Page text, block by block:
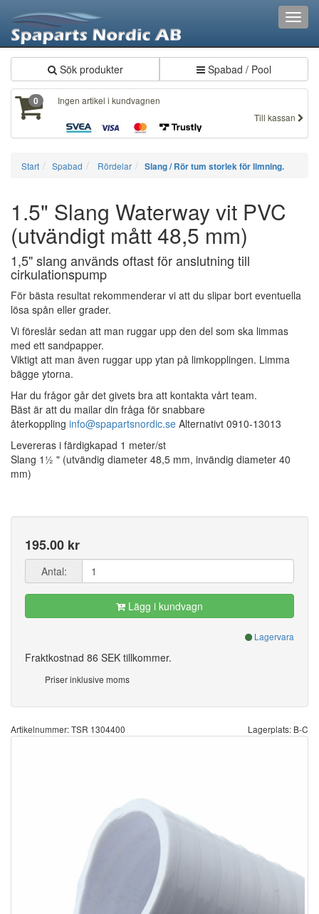
Sök produkter Spabad / Pool
0
Ingen artikel i kundvagnen
Till kassan
Start Spabad Rördelar Slang / Rör tum storlek för limning.
1.5" Slang Waterway vit PVC
(utvändigt mått 48,5 mm)
1,5" slang används oftast för anslutning till
cirkulationspump
För bästa resultat rekommenderar vi att du slipar bort eventuella
lösa spån eller grader.
Vi föreslår sedan att man ruggar upp den del som ska limmas
med ett sandpapper.
Viktigt att man även ruggar upp ytan på limkopplingen. Limma
bägge ytorna.
Har du frågor går det givets bra att kontakta vårt team.
Bäst är att du mailar din fråga för snabbare
återkoppling info@spapartsnordic.se Alternativt 0910-13013
Levereras i färdigkapad 1 meter/st
Slang 1½ " (utvändig diameter 48,5 mm, invändig diameter 40
mm)
195.00 kr
Antal:
Lägg i kundvagn
Lagervara
Fraktkostnad 86 SEK tillkommer.
Priser inklusive moms
Artikelnummer: TSR 1304400 Lagerplats: B-C